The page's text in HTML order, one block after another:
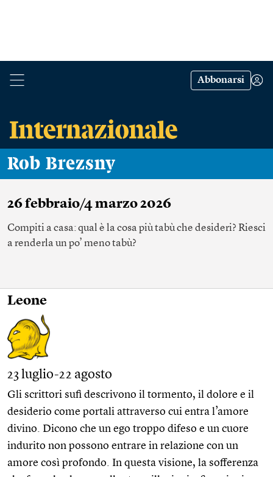
Abbonarsi
Rob Brezsny
26 febbraio/4 marzo 2026
Compiti a casa: qual è la cosa più tabù che desideri? Riesci
a renderla un po’ meno tabù?
Leone
23 luglio-22 agosto
Gli scrittori sufi descrivono il tormento, il dolore e il
desiderio come portali attraverso cui entra l’amore
divino. Dicono che un ego troppo difeso e un cuore
indurito non possono entrare in relazione con un
amore così profondo. In questa visione, la sofferenza